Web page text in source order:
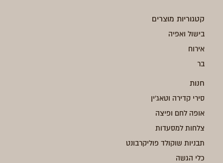
קטגוריות מוצרים
בישול ואפיה
אירוח
בר
חנות
סירי קדירה וטאג'ין
אופה לחם ופיצה
צלחות למסעדות
תבניות שוקולד פוליקרבונט
כלי הגשה